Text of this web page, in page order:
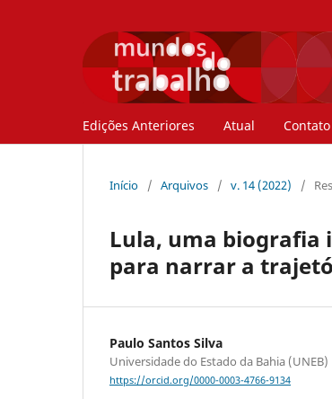
Edições Anteriores Atual Contato
Início / Arquivos / v. 14 (2022) /
Lula, uma biografia
para narrar a
Paulo Santos Silva
Universidade do Estado da Bahia (UNEB)
https://orcid.org/0000-0003-4766-9134